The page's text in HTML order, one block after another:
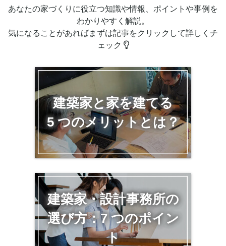
あなたの家づくりに役立つ知識や情報、ポイントや事例を
わかりやすく解説。
気になることがあればまずは記事をクリックして詳しくチ
ェック
建築家と家を建てる
5 つのメリットとは？
建築家・設計事務所の
選び方：7 つのポイン
ト